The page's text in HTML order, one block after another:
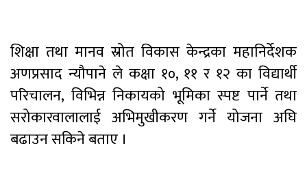
शिक्षा तथा मानव स्रोत विकास केन्द्रका महानिर्देशक
अणप्रसाद न्यौपाने ले कक्षा १०, ११ र १२ का विद्यार्थी
परिचालन, विभिन्न निकायको भूमिका स्पष्ट पार्ने तथा
सरोकारवालालाई अभिमुखीकरण गर्ने योजना अघि
बढाउन सकिने बताए ।